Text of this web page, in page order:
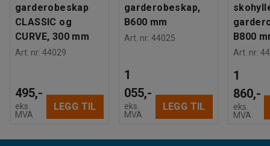
garderobeskap
CLASSIC og
CURVE, 300 mm
Art. nr: 44029
495,-
eks.
MVA
LEGG TIL
garderobeskap,
B600 mm
Art. nr: 44025
1
055,-
eks.
MVA
LEGG TIL
B800
Art. nr:
1
860,-
eks.
MVA